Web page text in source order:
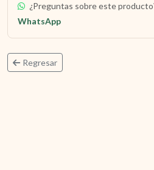
¿Preguntas sobre este
WhatsApp
Regresar